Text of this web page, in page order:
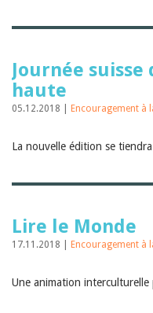
Journée
haute
05.12.2018 | Encouragement à
La nouvelle édition se
Lire le Monde
17.11.2018 | Encouragement à
Une animation